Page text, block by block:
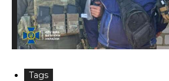
Tags